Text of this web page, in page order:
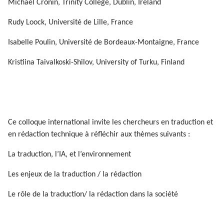
Michael Cronin, Trinity College, Dublin, Ireland
Rudy Loock, Université de Lille, France
Isabelle Poulin, Université de Bordeaux-Montaigne, France
Kristiina Taivalkoski-Shilov, University of Turku, Finland
Ce colloque international invite les chercheurs en traduction et
en rédaction technique à réfléchir aux thèmes suivants :
La traduction, l’IA, et l’environnement
Les enjeux de la traduction / la rédaction
Le rôle de la traduction/ la rédaction dans la société